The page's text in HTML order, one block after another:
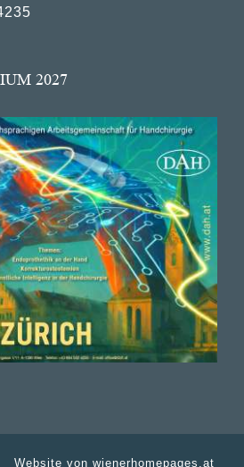
2027
Website von wienerhomepages.at